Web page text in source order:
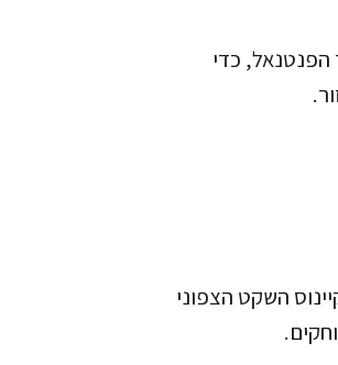
הפנטנאל, כדי
השקט הצפוני